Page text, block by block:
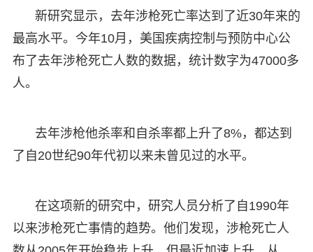
新研究显示，去年涉枪死亡率达到了近30年来的
最高水平。今年10月，美国疾病控制与预防中心公
布了去年涉枪死亡人数的数据，统计数字为47000多
人。
去年涉枪他杀率和自杀率都上升了8%，都达到
了自20世纪90年代初以来未曾见过的水平。
在这项新的研究中，研究人员分析了自1990年
以来涉枪死亡事情的趋势。他们发现，涉枪死亡人